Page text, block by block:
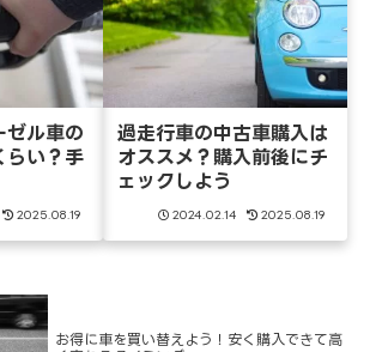
ゼル車の
らい？手
2025.08.19
過走行車の中古車購入は
オススメ？購入前後にチ
ェックしよう
2024.02.14 2025.08.19
お得に車を買い替えよう！安く購入できて高